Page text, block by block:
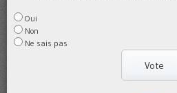
Oui
Non
Ne sais pas